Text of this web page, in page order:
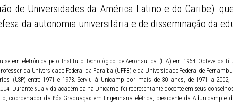
de Universidades da América Latino e do Caribe),
da autonomia universitária e de disseminação da
se em eletrônica pelo Instituto Tecnológico de Aeronáutica (ITA) em 1964. Obteve os
da Universidade Federal da Paraíba (UFPB) e da Universidade Federal de
(USP) entre 1971 e 1973. Serviu à Unicamp por mais de 30 anos, de 1971 a
Durante sua vida acadêmica na Unicamp foi representante docente em seus
coordenador da Pós-Graduação em Engenharia elétrica, presidente da Adunicamp e